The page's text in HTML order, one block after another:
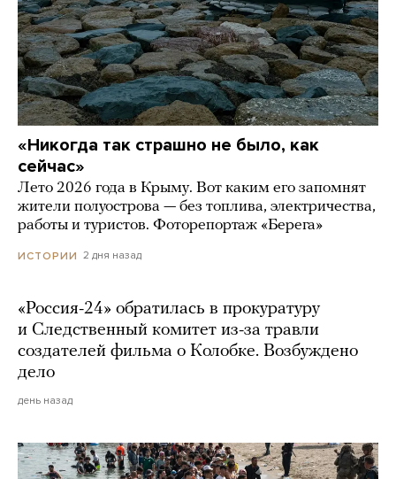
«Никогда так страшно не было, как
сейчас»
Лето 2026 года в Крыму. Вот каким его запомнят
жители полуострова — без топлива, электричества,
работы и туристов. Фоторепортаж «Берега»
ИСТОРИИ 2 дня назад
«Россия-24» обратилась в прокуратуру
и Следственный комитет из-за травли
создателей фильма о Колобке. Возбуждено
дело
день назад